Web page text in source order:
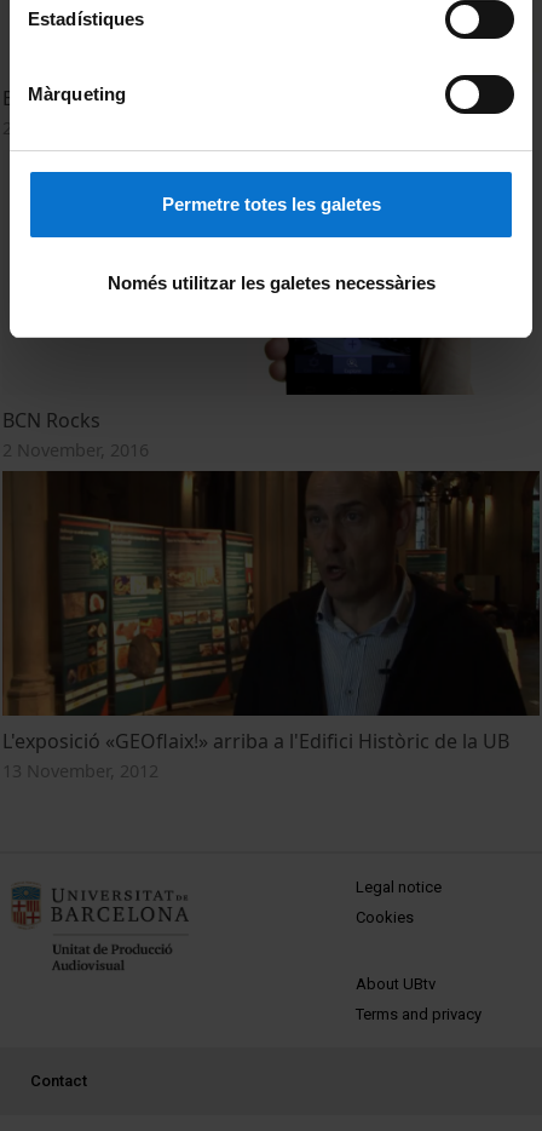
Estadístiques
Màrqueting
Permetre totes les galetes
Només utilitzar les galetes necessàries
BCN Rocks
BCN Rocks
2 November, 2016
L'exposició «GEOflaix!» arriba a l'Edifici Històric de la UB
13 November, 2012
MENÚ PEU 1
Legal notice
Cookies
PEU 2
About UBtv
Terms and privacy
PEU 3
Contact